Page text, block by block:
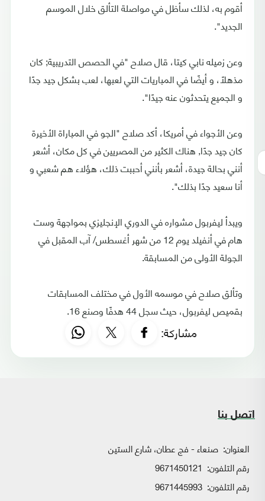
أقوم به، لذلك سأظل في مواصلة التألق خلال الموسم
الجديد".
وعن زميله نابي كيتا، قال صلاح "في الحصص التدريبية; كان
مذهلًا، و أيضًا في المباريات التي لعبها، لعب بشكل جيد جدًا
و الجميع يتحدثون عنه جيدًا".
وعن الأجواء في أمريكا، أكد صلاح "الجو في المباراة الأخيرة
كان جيد جدًا, هناك الكثير من المصريين في كل مكان، أشعر
أنني بحالة جيدة، أشعر بأنني أحببت ذلك، هؤلاء هم شعبي و
أنا سعيد جدًا بذلك".
ويبدأ ليفربول مشواره في الدوري الإنجليزي بمواجهة وست
هام في أنفيلد يوم 12 من شهر أغسطس/ آب المقبل في
الجولة الأولى من المسابقة.
وتألق صلاح في موسمه الأول في مختلف المسابقات
بقميص ليفربول، حيث سجل 44 هدفًا وصنع 16.
مشاركة:
اتصل بنا
العنوان: صنعاء - فج عطان، شارع الستين
رقم التلفون: 9671450121
رقم التلفون: 9671445993